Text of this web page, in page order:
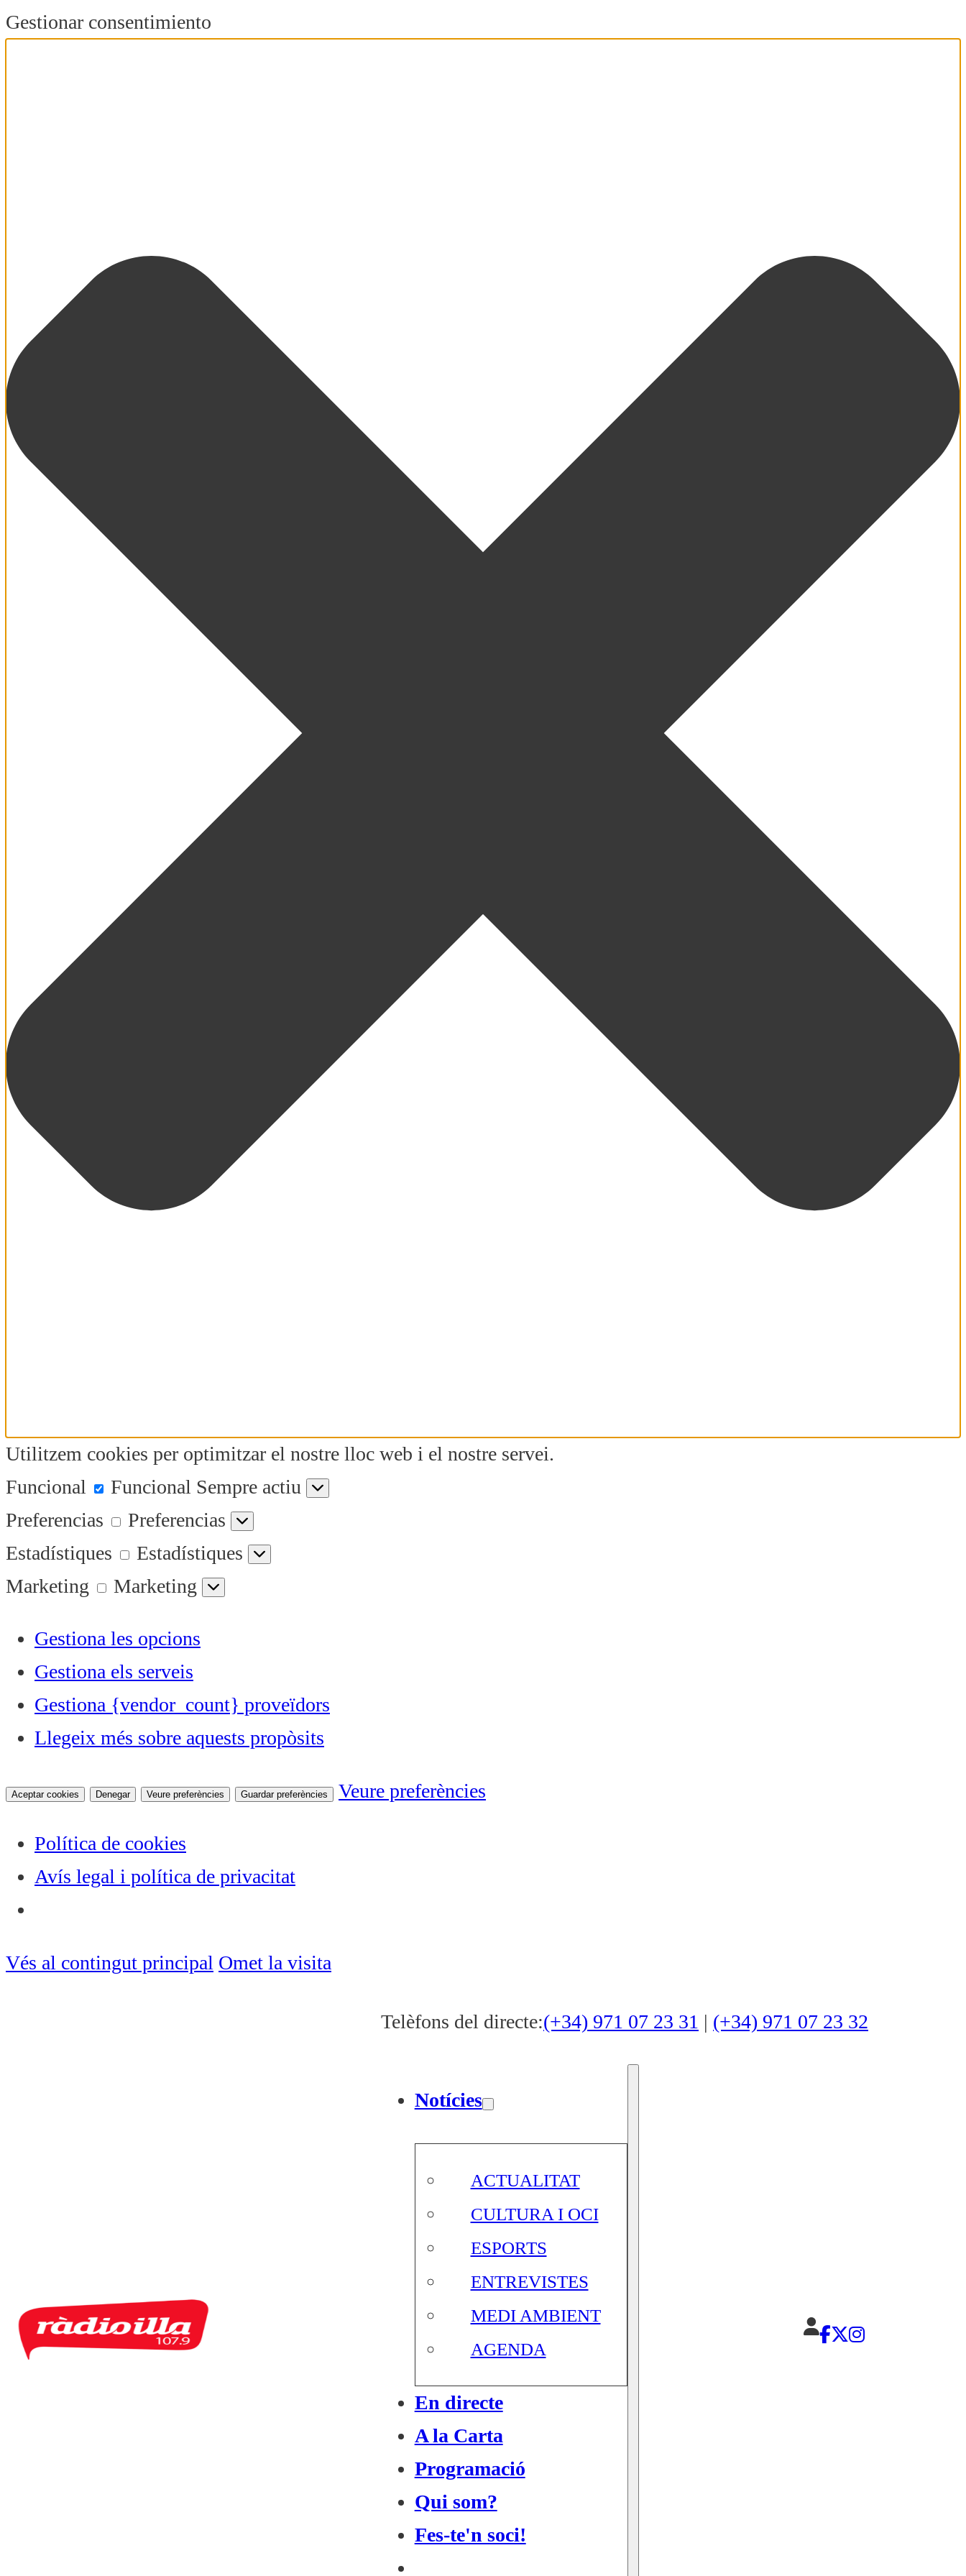
Gestionar consentimiento
Utilitzem cookies per optimitzar el nostre lloc web i el nostre servei.
Funcional
Funcional Sempre actiu
Preferencias
Preferencias
Estadístiques
Estadístiques
Marketing
Marketing
Gestiona les opcions
Gestiona els serveis
Gestiona {vendor_count} proveïdors
Llegeix més sobre aquests propòsits
Aceptar cookies Denegar Veure preferències Guardar preferències Veure preferències
Política de cookies
Avís legal i política de privacitat
Vés al contingut principal Omet la visita
Telèfons del directe:(+34) 971 07 23 31 | (+34) 971 07 23 32
Notícies
ACTUALITAT
CULTURA I OCI
ESPORTS
ENTREVISTES
MEDI AMBIENT
AGENDA
En directe
A la Carta
Programació
Qui som?
Fes-te'n soci!